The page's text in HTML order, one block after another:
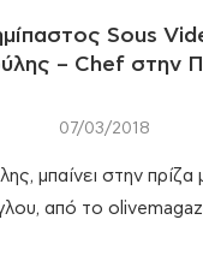
Sous
– Chef στην
07/03/2018
μπαίνει στην πρίζα
από το